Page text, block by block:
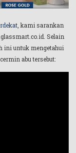
kami sarankan
Selain
ini untuk mengetahui
abu tersebut: